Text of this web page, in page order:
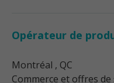
Opérateur de
Montréal , QC
Commerce et offres de